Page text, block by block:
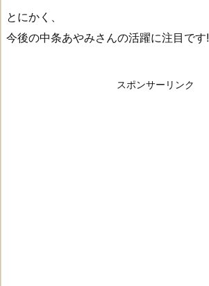
とにかく、
今後の中条あやみさんの活躍に注目です!
スポンサーリンク